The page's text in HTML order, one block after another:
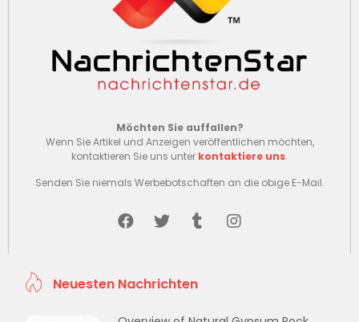
Möchten Sie auffallen?
Wenn Sie Artikel und Anzeigen veröffentlichen möchten,
kontaktieren Sie uns unter kontaktiere uns.
Senden Sie niemals Werbebotschaften an die obige E-Mail.
Neuesten Nachrichten